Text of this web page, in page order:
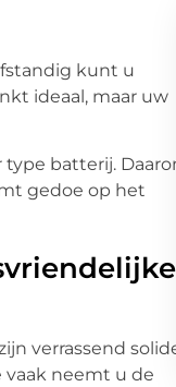
kunt u
ideaal, maar uw
type batterij.
gedoe op het
verrassend
vaak neemt u de